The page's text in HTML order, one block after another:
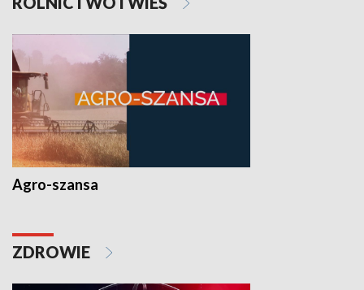
Agro-szansa
ZDROWIE